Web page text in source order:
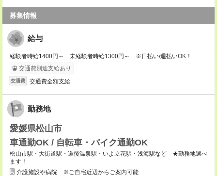
募集情報
給与
経験者時給1400円～ 未経験者時給1300円～ ※日払い/週払いOK！
交通費別途支給あり
交通費 交通費全額支給
勤務地
愛媛県松山市
車通勤OK / 自転車・バイク通勤OK
松山市駅・大街道駅・道後温泉駅・いよ立花駅・浅海駅など ★勤務地選べ
ます！
介護施設や病院 ※ご自宅近辺からご案内可能